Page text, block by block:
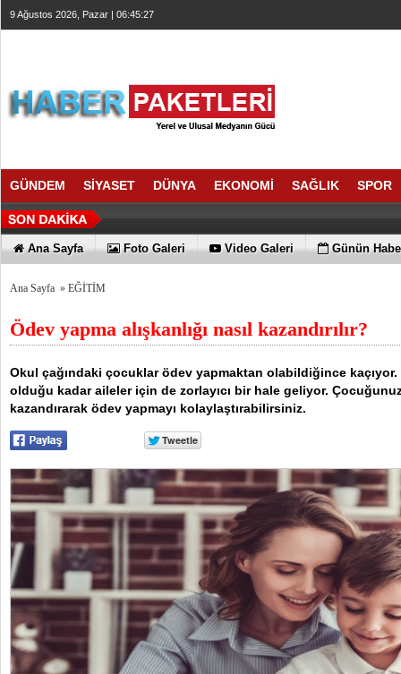
9 Ağustos 2026, Pazar | 06:45:27
GÜNDEM SİYASET DÜNYA EKONOMİ SAĞLIK SPOR
Ana Sayfa Foto Galeri Video Galeri Günün
Ana Sayfa » EĞİTİM
Ödev yapma alışkanlığı nasıl kazandırılır?
Okul çağındaki çocuklar ödev yapmaktan olabildiğince
olduğu kadar aileler için de zorlayıcı bir hale geliyor.
kazandırarak ödev yapmayı kolaylaştırabilirsiniz.